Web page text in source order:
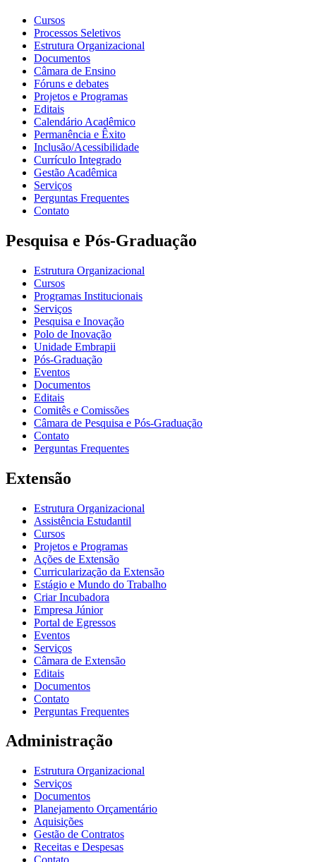
Cursos
Processos Seletivos
Estrutura Organizacional
Documentos
Câmara de Ensino
Fóruns e debates
Projetos e Programas
Editais
Calendário Acadêmico
Permanência e Êxito
Inclusão/Acessibilidade
Currículo Integrado
Gestão Acadêmica
Serviços
Perguntas Frequentes
Contato
Pesquisa e Pós-Graduação
Estrutura Organizacional
Cursos
Programas Institucionais
Serviços
Pesquisa e Inovação
Polo de Inovação
Unidade Embrapii
Pós-Graduação
Eventos
Documentos
Editais
Comitês e Comissões
Câmara de Pesquisa e Pós-Graduação
Contato
Perguntas Frequentes
Extensão
Estrutura Organizacional
Assistência Estudantil
Cursos
Projetos e Programas
Ações de Extensão
Curricularização da Extensão
Estágio e Mundo do Trabalho
Criar Incubadora
Empresa Júnior
Portal de Egressos
Eventos
Serviços
Câmara de Extensão
Editais
Documentos
Contato
Perguntas Frequentes
Administração
Estrutura Organizacional
Serviços
Documentos
Planejamento Orçamentário
Aquisições
Gestão de Contratos
Receitas e Despesas